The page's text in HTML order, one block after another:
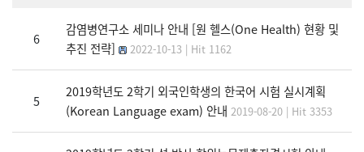
6
감염병연구소 세미나 안내 [원 헬스(One Health) 현황 및
추진 전략]
2022-10-13 | Hit 1162
5
2019학년도 2학기 외국인학생의 한국어 시험 실시계획
(Korean Language exam) 안내 2019-08-20 | Hit 3353